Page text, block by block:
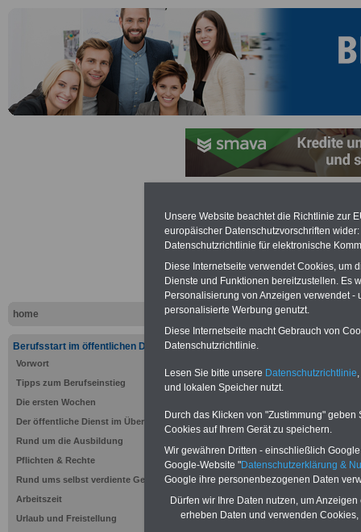
home
Berufsstart im öffentlichen Dienst
Vorwort
Tipps zum Berufseinstieg
Die ersten Wochen
Der öffentliche Dienst im Überblick
Rund um die Ausbildung
Pflichten & Rechte
Rund ums selbst verdiente Geld
Arbeitszeit
Urlaub und Freistellung
Musik -
Sie interessieren sich für einen
öffentlichen Dienst? >>>hier finden
Stellenangebote
Unsere Website beachtet die Richtlinie zur
europäischer Datenschutzvorschriften
Datenschutzrichtlinie für elektronische
Diese Internetseite verwendet Cookies, um
Dienste und Funktionen bereitzustellen. Es
Personalisierung von Anzeigen verwendet
personalisierte Werbung genutzt.
Diese Internetseite macht Gebrauch von
Datenschutzrichtlinie.
Lesen Sie bitte unsere Datenschutzrichtlinie
und lokalen Speicher nutzt.
Durch das Klicken von "Zustimmung"
Cookies auf Ihrem Gerät zu speichern.
Wir gewähren Dritten - einschließlich
Google-Website "Datenschutzerklärung &
Google ihre personenbezogenen Daten
Dürfen wir Ihre Daten nutzen, um
erheben Daten und verwenden